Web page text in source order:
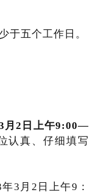
于五个工作日。
月2日上午9:00—
认真、仔细填写
3月2日上午9：